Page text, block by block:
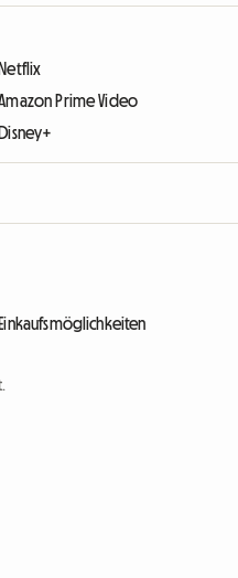
Netflix
Prime Video
Disney+
Einkaufsmöglichkeiten